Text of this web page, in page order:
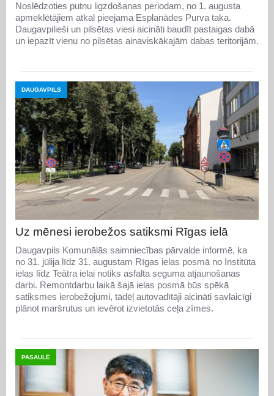
Noslēdzoties putnu ligzdošanas periodam, no 1. augusta
apmeklētājiem atkal pieejama Esplanādes Purva taka.
Daugavpilieši un pilsētas viesi aicināti baudīt pastaigas dabā
un iepazīt vienu no pilsētas ainaviskākajām dabas teritorijām.
DAUGAVPILS
Uz mēnesi ierobežos satiksmi Rīgas ielā
Daugavpils Komunālās saimniecības pārvalde informē, ka
no 31. jūlija līdz 31. augustam Rīgas ielas posmā no Institūta
ielas līdz Teātra ielai notiks asfalta seguma atjaunošanas
darbi. Remontdarbu laikā šajā ielas posmā būs spēkā
satiksmes ierobežojumi, tādēļ autovadītāji aicināti savlaicīgi
plānot maršrutus un ievērot izvietotās ceļa zīmes.
PASAULĒ